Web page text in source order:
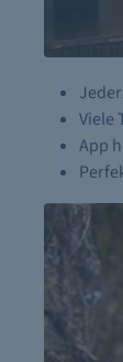
Viele
App